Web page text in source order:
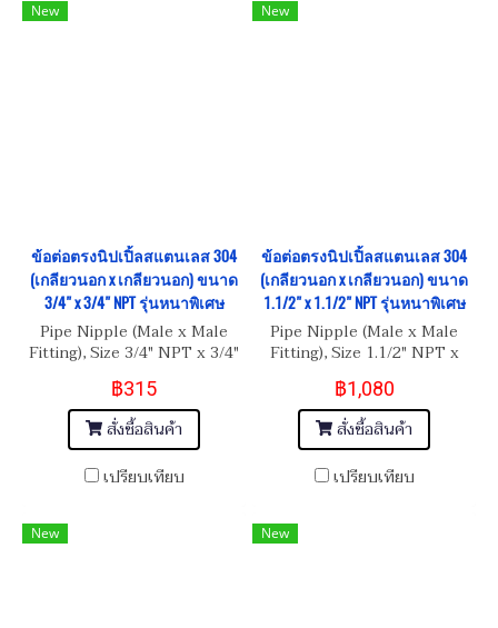
New
ข้อต่อตรงนิปเปิ้ลสแตนเลส 304
(เกลียวนอก x เกลียวนอก) ขนาด
3/4" x 3/4" NPT รุ่นหนาพิเศษ
Pipe Nipple (Male x Male
Fitting), Size 3/4" NPT x 3/4"
NPT
฿315
สั่งซื้อสินค้า
เปรียบเทียบ
New
ข้อต่อตรงนิปเปิ้ลสแตนเลส 304
(เกลียวนอก x เกลียวนอก) ขนาด
1.1/2" x 1.1/2" NPT รุ่นหนาพิเศษ
Pipe Nipple (Male x Male
Fitting), Size 1.1/2" NPT x
1.1/2" NPT
฿1,080
สั่งซื้อสินค้า
เปรียบเทียบ
New New